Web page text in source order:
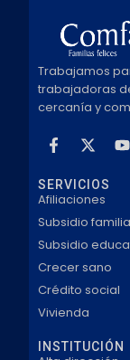
Trabajamos
trabajadoras
cercanía y
SERVICIOS
Afiliaciones
Subsidio
Subsidio
Crecer sano
Crédito social
Vivienda
INSTITUCIÓN